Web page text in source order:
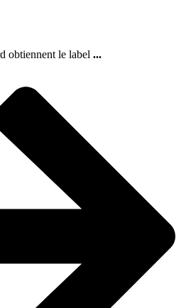
obtiennent le label ...